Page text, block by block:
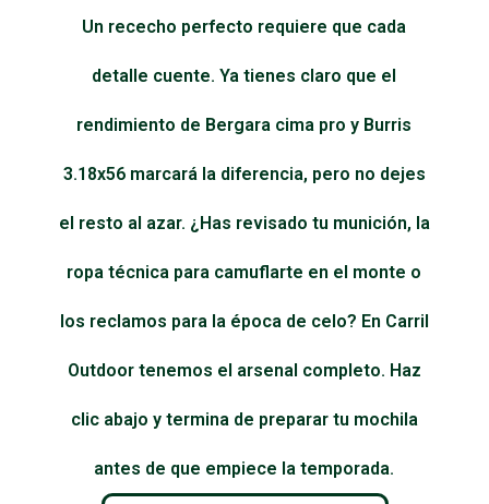
Un rececho perfecto requiere que cada
detalle cuente. Ya tienes claro que el
rendimiento de Bergara cima pro y Burris
3.18x56 marcará la diferencia, pero no dejes
el resto al azar. ¿Has revisado tu munición, la
ropa técnica para camuflarte en el monte o
los reclamos para la época de celo? En Carril
Outdoor tenemos el arsenal completo. Haz
clic abajo y termina de preparar tu mochila
antes de que empiece la temporada.